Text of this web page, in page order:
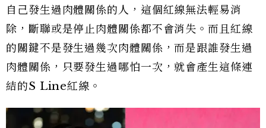
自己發生過肉體關係的人，這個紅線無法輕易消
除，斷聯或是停止肉體關係都不會消失。而且紅線
的關鍵不是發生過幾次肉體關係，而是跟誰發生過
肉體關係，只要發生過哪怕一次，就會產生這條連
結的S Line紅線。